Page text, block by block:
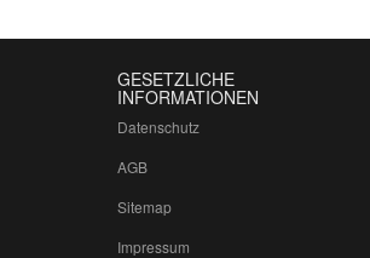
GESETZLICHE
INFORMATIONEN
Datenschutz
AGB
Sitemap
Impressum